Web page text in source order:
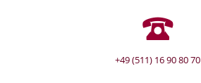
+49 (511) 16 90 80 70